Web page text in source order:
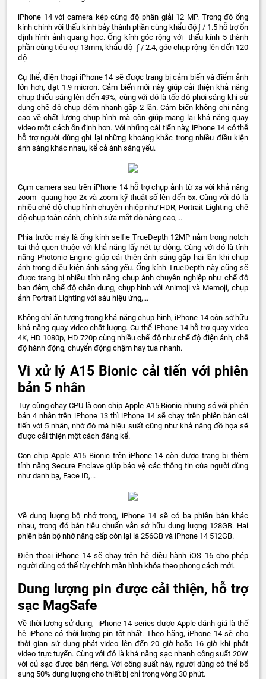
iPhone 14 với camera kép cùng độ phân giải 12 MP. Trong đó ống
kính chính với thấu kính bảy thành phần cùng khẩu độ ƒ / 1.5 hỗ trợ ổn
định hình ảnh quang học. Ống kính góc rộng với thấu kính 5 thành
phần cùng tiêu cự 13mm, khẩu độ ƒ / 2.4, góc chụp rộng lên đến 120
độ
Cụ thể, điện thoại iPhone 14 sẽ được trang bị cảm biến và điểm ảnh
lớn hơn, đạt 1.9 micron. Cảm biến mới này giúp cải thiện khả năng
chụp thiếu sáng lên đến 49%, cùng với đó là tốc độ phơi sáng khi sử
dụng chế độ chụp đêm nhanh gấp 2 lần. Cảm biến không chỉ nâng
cao về chất lượng chụp hình mà còn giúp mang lại khả năng quay
video một cách ổn định hơn. Với những cải tiến này, iPhone 14 có thể
hỗ trợ người dùng ghi lại những khoảng khắc trong nhiều điều kiện
ánh sáng khác nhau, kể cả ánh sáng yếu.
Cụm camera sau trên iPhone 14 hỗ trợ chụp ảnh từ xa với khả năng
zoom quang học 2x và zoom kỹ thuật số lên đến 5x. Cùng với đó là
nhiều chế độ chụp hình chuyên nhiệp như HDR, Portrait Lighting, chế
độ chụp toàn cảnh, chỉnh sửa mắt đỏ nâng cao,...
Phía trước máy là ống kính selfie TrueDepth 12MP nằm trong notch
tai thỏ quen thuộc với khả năng lấy nét tự động. Cùng với đó là tính
năng Photonic Engine giúp cải thiện ánh sáng gấp hai lần khi chụp
ảnh trong điều kiện ánh sáng yếu. Ống kính TrueDepth này cũng sẽ
được trang bị nhiều tính năng chụp ảnh chuyên nghiệp như chế độ
ban đêm, chế độ chân dung, chụp hình với Animoji và Memoji, chụp
ảnh Portrait Lighting với sáu hiệu ứng,...
Không chỉ ấn tượng trong khả năng chụp hình, iPhone 14 còn sở hữu
khả năng quay video chất lượng. Cụ thể iPhone 14 hỗ trợ quay video
4K, HD 1080p, HD 720p cùng nhiều chế độ như chế độ điện ảnh, chế
độ hành động, chuyển động chậm hay tua nhanh.
Vi xử lý A15 Bionic cải tiến với phiên
bản 5 nhân
Tuy cùng chạy CPU là con chip Apple A15 Bionic nhưng só với phiên
bản 4 nhân trên iPhone 13 thì iPhone 14 sẽ chạy trên phiên bản cải
tiến với 5 nhân, nhờ đó mà hiệu suất cũng như khả năng đồ họa sẽ
được cải thiện một cách đáng kể.
Con chip Apple A15 Bionic trên iPhone 14 còn được trang bị thêm
tính năng Secure Enclave giúp bảo vệ các thông tin của người dùng
như danh bạ, Face ID,...
Về dung lượng bộ nhớ trong, iPhone 14 sẽ có ba phiên bản khác
nhau, trong đó bản tiêu chuẩn vẫn sở hữu dung lượng 128GB. Hai
phiên bản bộ nhớ nâng cấp còn lại là 256GB và iPhone 14 512GB.
Điện thoại iPhone 14 sẽ chạy trên hệ điều hành iOS 16 cho phép
người dùng có thể tùy chỉnh màn hình khóa theo phong cách mới.
Dung lượng pin được cải thiện, hỗ trợ
sạc MagSafe
Về thời lượng sử dụng, iPhone 14 series được Apple đánh giá là thế
hệ iPhone có thời lượng pin tốt nhất. Theo hãng, iPhone 14 sẽ cho
thời gian sử dụng phát video lên đến 20 giờ hoặc 16 giờ khi phát
video trực tuyến. Cùng với đó là khả năng sạc nhanh công suất 20W
với củ sạc được bán riêng. Với công suất này, người dùng có thể bổ
sung 50% dung lượng cho thiết bị chỉ trong vòng 30 phút.